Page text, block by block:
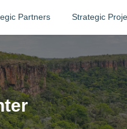
Partners Strategic